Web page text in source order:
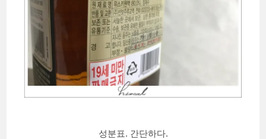
성분표. 간단하다.